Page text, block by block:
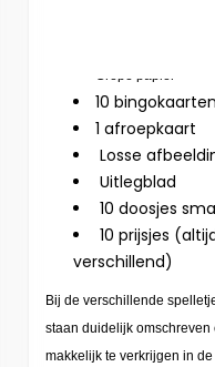
Crêpe papier
10 bingokaarten
1 afroepkaart
Losse
Uitlegblad
10 doosjes
10 prijsjes
verschillend)
Bij de verschillende
staan duidelijk omschreven
makkelijk te verkrijgen in